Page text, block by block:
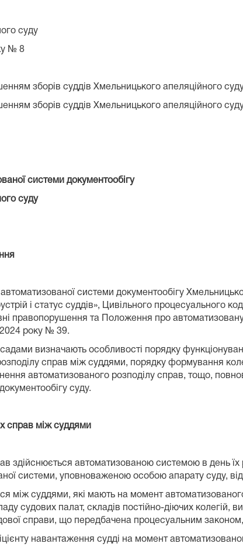
суду
№ 8
зборів суддів Хмельницького апеляційного
зборів суддів Хмельницького апеляційного
системи документообігу
суду
системи документообігу
і статус суддів», Цивільного процесуального
правопорушення та Положення про
2024 року № 39.
визначають особливості порядку
справ між суддями, порядку формування
автоматизованого розподілу справ, тощо,
суду.
справ між суддями
здійснюється автоматизованою системою в день їх
системи, уповноваженою особою апарату суду,
між суддями, які мають на момент
судових палат, складів постійно-діючих
справи, що передбачена процесуальним
навантаження судді на момент